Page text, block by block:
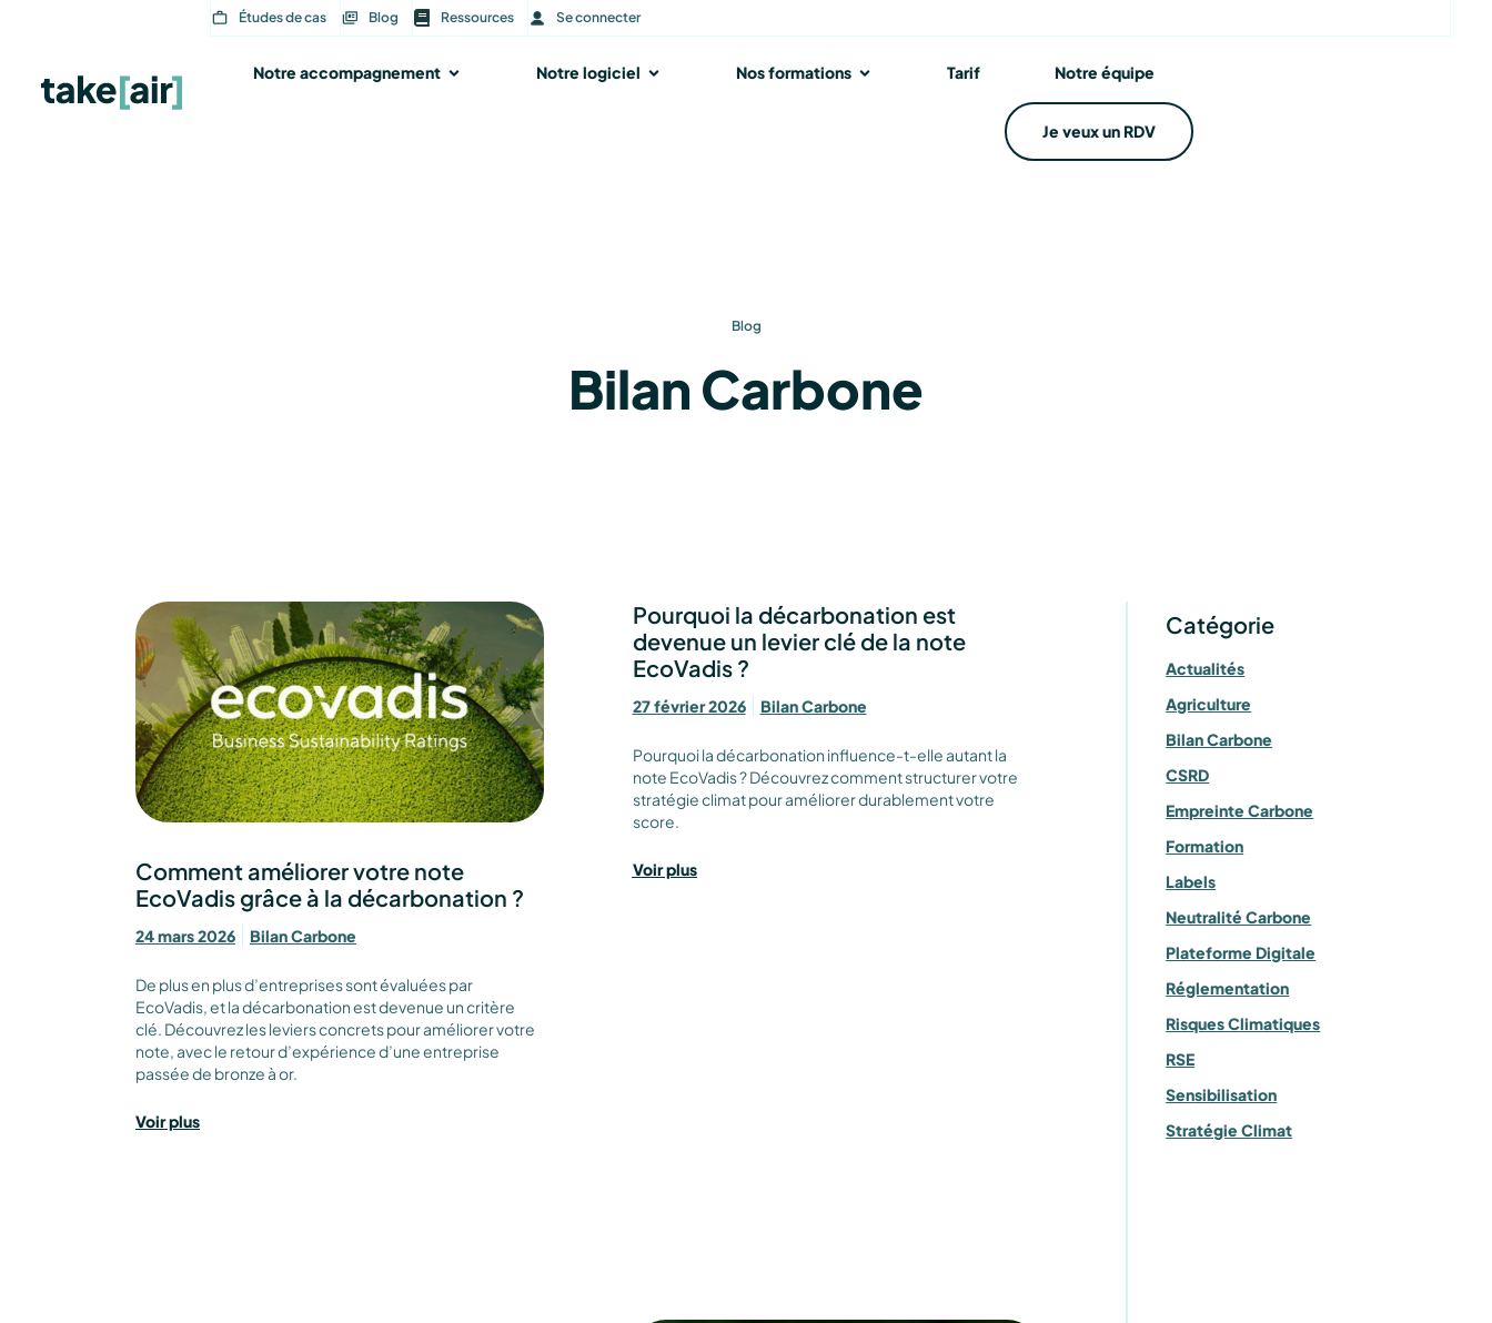
Études de cas Blog Ressources Se connecter
Notre accompagnement Ouvrir Notre accompagnement
Notre logiciel Ouvrir Notre logiciel
Nos formations Ouvrir Nos formations
Tarif Notre équipe
Je veux un RDV
Blog
Bilan Carbone
Comment améliorer votre note
EcoVadis grâce à la décarbonation ?
24 mars 2026 Bilan Carbone
De plus en plus d’entreprises sont évaluées par
EcoVadis, et la décarbonation est devenue un critère
clé. Découvrez les leviers concrets pour améliorer votre
note, avec le retour d’expérience d’une entreprise
passée de bronze à or.
Voir plus
Pourquoi la décarbonation est
devenue un levier clé de la note
EcoVadis ?
27 février 2026 Bilan Carbone
Pourquoi la décarbonation influence-t-elle autant la
note EcoVadis ? Découvrez comment structurer votre
stratégie climat pour améliorer durablement votre
score.
Voir plus
PagePage PagePagePage Catégorie
Actualités
Agriculture
Bilan Carbone
CSRD
Empreinte Carbone
Formation
Labels
Neutralité Carbone
Plateforme Digitale
Réglementation
Risques Climatiques
RSE
Sensibilisation
Stratégie Climat